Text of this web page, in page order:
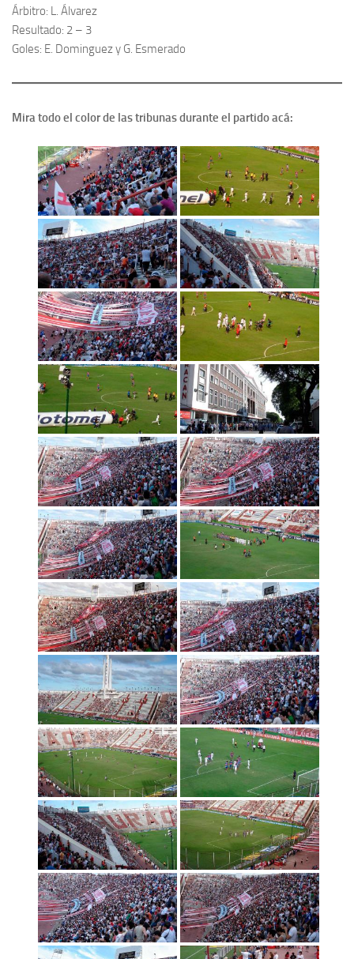
Árbitro: L. Álvarez
Resultado: 2 – 3
Goles: E. Dominguez y G. Esmerado
Mira todo el color de las tribunas durante el partido acá: